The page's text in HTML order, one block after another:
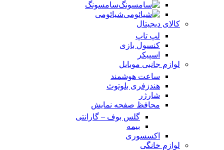
سامسونگ
شیائومی
کالای دیجیتال
لپ تاپ
کنسول بازی
اسپیکر
لوازم جانبی موبایل
ساعت هوشمند
هندزفری بلوتوث
شارژر
محافظ صفحه نمایش
گلس بوف – گارانتی
بیمه
اکسسوری
لوازم خانگی